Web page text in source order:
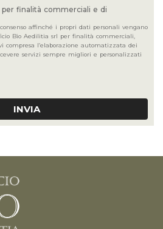
finalità commerciali e di
affinché i propri dati personali vengano
Bio Aedilitia srl per finalità commerciali,
compresa l’elaborazione automatizzata dei
servizi sempre migliori e personalizzati
INVIA